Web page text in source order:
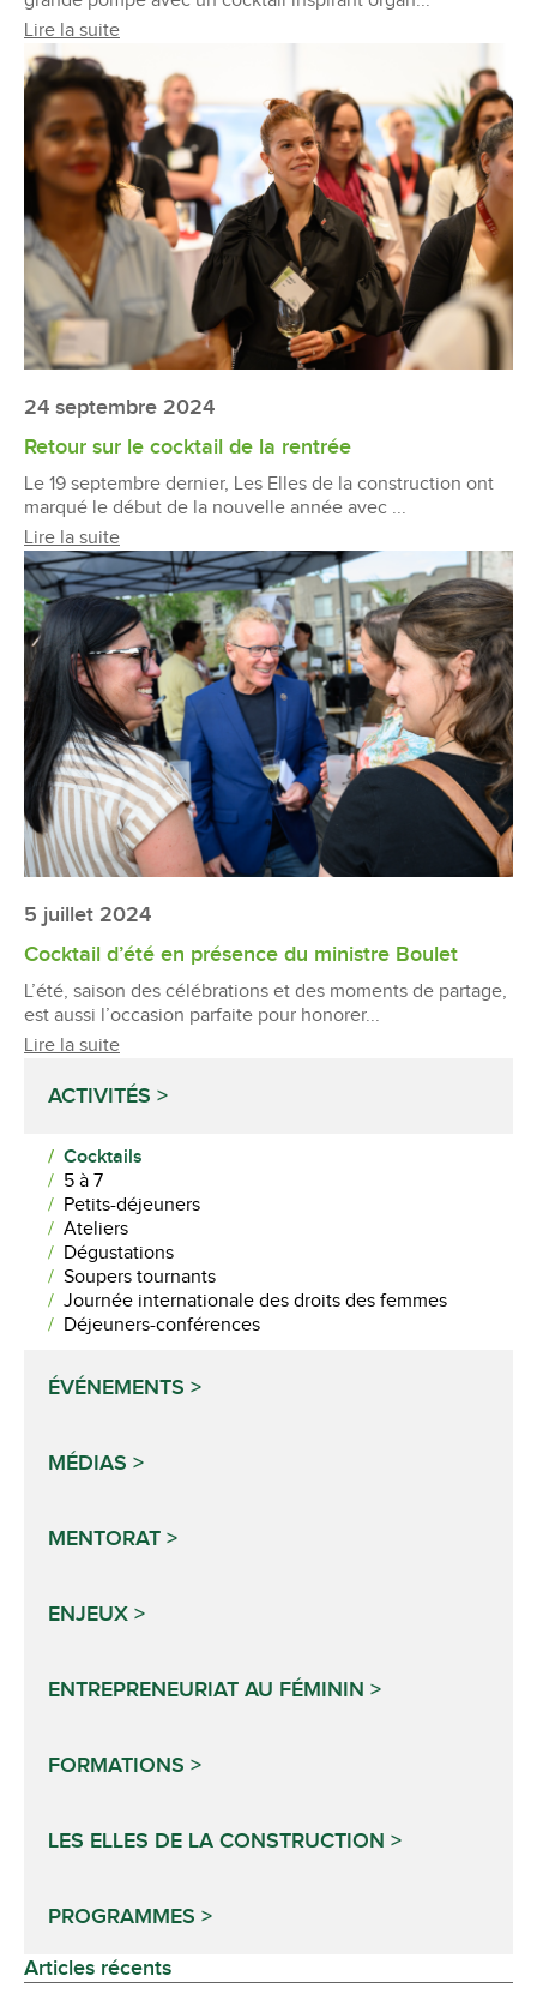
Lire la suite
24 septembre 2024
Retour sur le cocktail de la rentrée
Le 19 septembre dernier, Les Elles de la construction ont
marqué le début de la nouvelle année avec ...
Lire la suite
5 juillet 2024
Cocktail d’été en présence du ministre Boulet
L’été, saison des célébrations et des moments de partage,
est aussi l’occasion parfaite pour honorer...
Lire la suite
ACTIVITÉS
Cocktails
5 à 7
Petits-déjeuners
Ateliers
Dégustations
Soupers tournants
Journée internationale des droits des femmes
Déjeuners-conférences
ÉVÉNEMENTS
MÉDIAS
MENTORAT
ENJEUX
ENTREPRENEURIAT AU FÉMININ
FORMATIONS
LES ELLES DE LA CONSTRUCTION
PROGRAMMES
Articles récents